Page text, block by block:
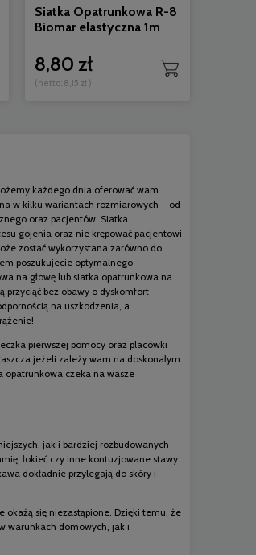
Siatka Opatrunkowa R-8
Biomar elastyczna 1m
8,80 zł
(netto: 8,15 zł )
każdego dnia oferować wam
w kilku wariantach rozmiarowych – od
oraz pacjentów. Siatka
gojenia oraz nie krępować pacjentowi
zostać wykorzystana zarówno do
poszukujecie optymalnego
na głowę lub siatka opatrunkowa na
przyciąć bez obawy o dyskomfort
na uszkodzenia, a
pierwszej pomocy oraz placówki
jeżeli zależy wam na doskonałym
opatrunkowa czeka na wasze
jak i bardziej rozbudowanych
łokieć czy inne kontuzjowane stawy.
dokładnie przylegają do skóry i
okażą się niezastąpione. Dzięki temu, że
warunkach domowych, jak i